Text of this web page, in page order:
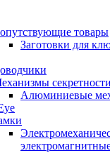
товары
Заготовки для
секретности
Алюминиевые